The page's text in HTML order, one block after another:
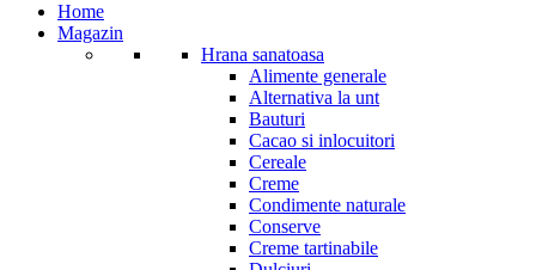
Home
Magazin
Hrana sanatoasa
Alimente generale
Alternativa la unt
Bauturi
Cacao si inlocuitori
Cereale
Creme
Condimente naturale
Conserve
Creme tartinabile